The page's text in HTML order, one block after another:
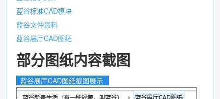
蓝谷标准CAD模块
蓝谷文件资料
蓝谷展厅CAD图纸
部分图纸内容截图
蓝谷展厅CAD图纸截图展示